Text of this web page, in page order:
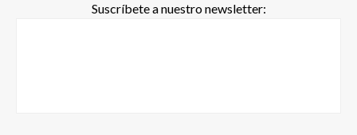
Suscríbete a nuestro newsletter: